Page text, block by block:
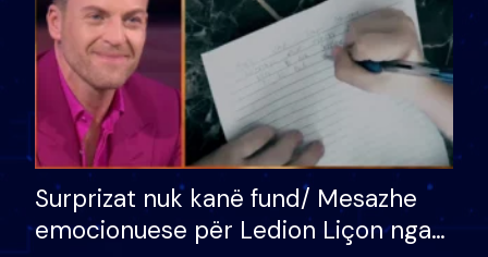
Surprizat nuk kanë fund/ Mesazhe
emocionuese për Ledion Liçon nga